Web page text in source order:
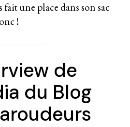
fait une place dans son sac
!
de
du Blog